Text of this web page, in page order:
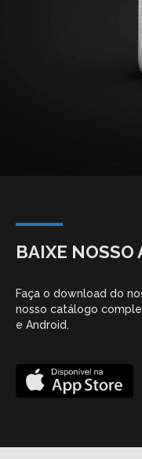
BAIXE NOSSO
Faça o download do
nosso catálogo
e Android.